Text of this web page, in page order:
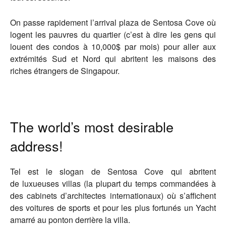
On passe rapidement l’arrival plaza de Sentosa Cove où
logent les pauvres du quartier (c’est à dire les gens qui
louent des condos à 10,000$ par mois) pour aller aux
extrémités Sud et Nord qui abritent les maisons des
riches étrangers de Singapour.
The world’s most desirable
address!
Tel est le slogan de Sentosa Cove qui abritent
de luxueuses villas (la plupart du temps commandées à
des cabinets d’architectes internationaux) où s’affichent
des voitures de sports et pour les plus fortunés un Yacht
amarré au ponton derrière la villa.